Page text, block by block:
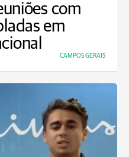
com
em
CAMPOS GERAIS